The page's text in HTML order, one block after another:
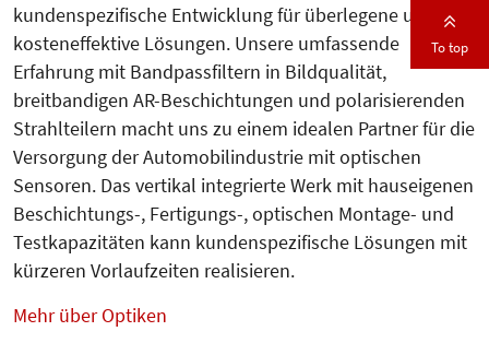
kundenspezifische Entwicklung für überlegene und
kosteneffektive Lösungen. Unsere umfassende
Erfahrung mit Bandpassfiltern in Bildqualität,
breitbandigen AR-Beschichtungen und polarisierenden
Strahlteilern macht uns zu einem idealen Partner für die
Versorgung der Automobilindustrie mit optischen
Sensoren. Das vertikal integrierte Werk mit hauseigenen
Beschichtungs-, Fertigungs-, optischen Montage- und
Testkapazitäten kann kundenspezifische Lösungen mit
kürzeren Vorlaufzeiten realisieren.
Mehr über Optiken
To top